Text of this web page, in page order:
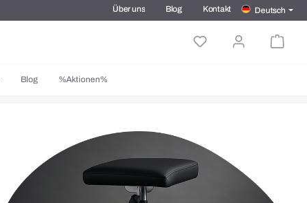
Über uns Blog Kontakt Deutsch
Blog %Aktionen%